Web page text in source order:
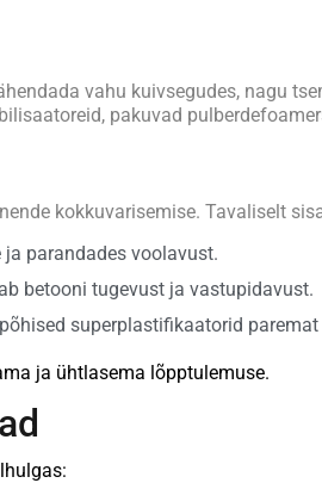
vahu kuivsegudes, nagu
pakuvad
kokkuvarisemise. Tavaliselt
parandades voolavust.
betooni tugevust ja vastupidavust.
superplastifikaatorid
ja ühtlasema lõpptulemuse.